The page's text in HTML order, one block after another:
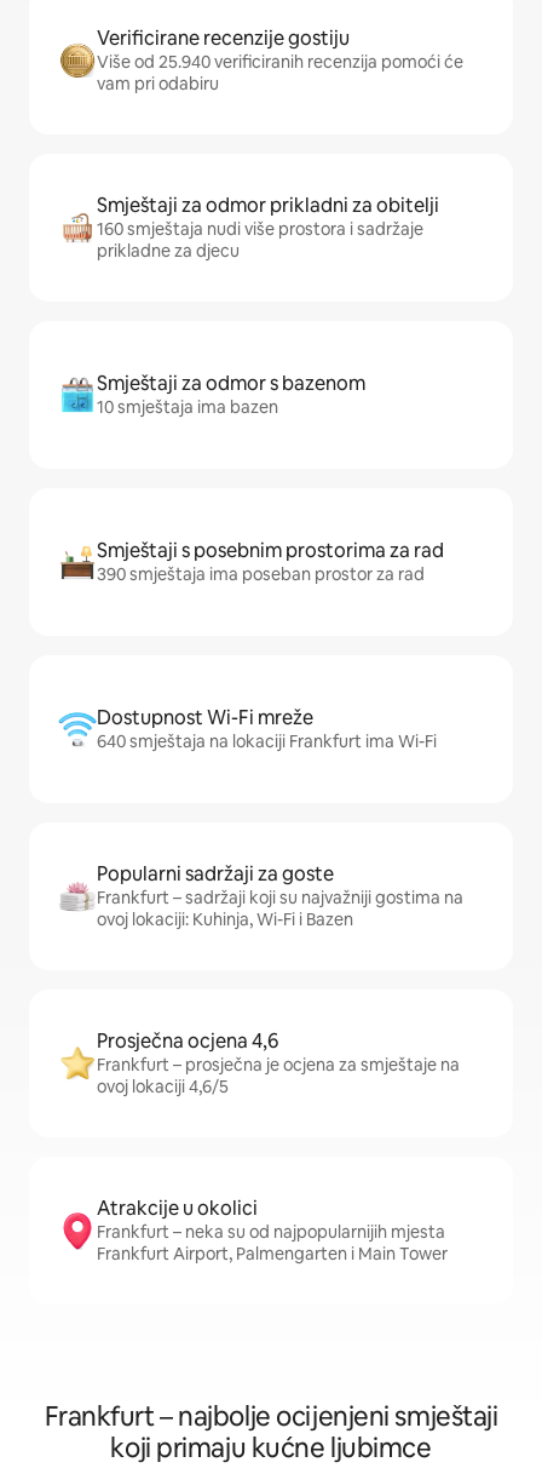
Verificirane recenzije gostiju
Više od 25.940 verificiranih recenzija pomoći će
vam pri odabiru
Smještaji za odmor prikladni za obitelji
160 smještaja nudi više prostora i sadržaje
prikladne za djecu
Smještaji za odmor s bazenom
10 smještaja ima bazen
Smještaji s posebnim prostorima za rad
390 smještaja ima poseban prostor za rad
Dostupnost Wi-Fi mreže
640 smještaja na lokaciji Frankfurt ima Wi-Fi
Popularni sadržaji za goste
Frankfurt – sadržaji koji su najvažniji gostima na
ovoj lokaciji: Kuhinja, Wi-Fi i Bazen
Prosječna ocjena 4,6
Frankfurt – prosječna je ocjena za smještaje na
ovoj lokaciji 4,6/5
Atrakcije u okolici
Frankfurt – neka su od najpopularnijih mjesta
Frankfurt Airport, Palmengarten i Main Tower
Frankfurt – najbolje ocijenjeni smještaji
koji primaju kućne ljubimce